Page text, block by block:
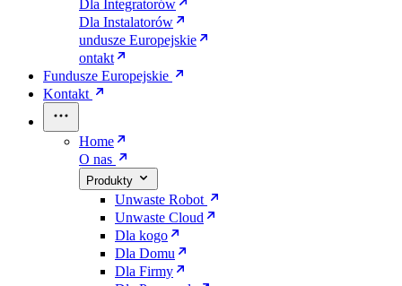
Dla Integratorów
Dla Instalatorów
undusze Europejskie
ontakt
Fundusze Europejskie
Kontakt
Home
O nas
Produkty
Unwaste Robot
Unwaste Cloud
Dla kogo
Dla Domu
Dla Firmy